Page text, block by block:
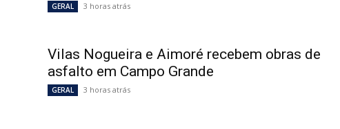
GERAL 3 horas atrás
Vilas Nogueira e Aimoré recebem obras de
asfalto em Campo Grande
GERAL 3 horas atrás